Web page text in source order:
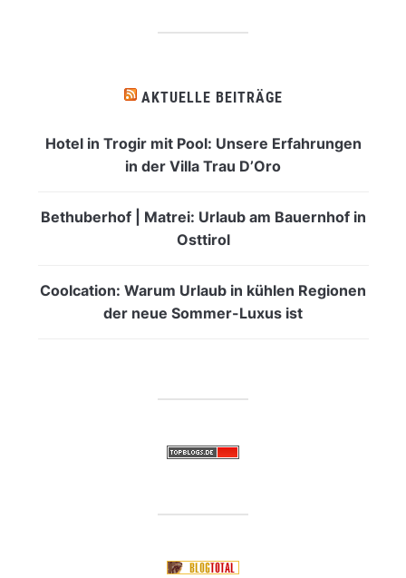
AKTUELLE BEITRÄGE
Hotel in Trogir mit Pool: Unsere Erfahrungen
in der Villa Trau D’Oro
Bethuberhof | Matrei: Urlaub am Bauernhof in
Osttirol
Coolcation: Warum Urlaub in kühlen Regionen
der neue Sommer-Luxus ist